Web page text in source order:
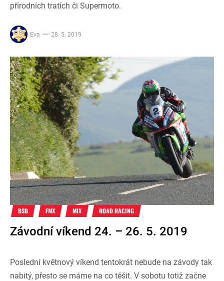
přírodních tratích či Supermoto.
Eva 28. 5. 2019
BSB FMX MIX ROAD RACING
Závodní víkend 24. – 26. 5. 2019
Poslední květnový víkend tentokrát nebude na závody tak
nabitý, přesto se máme na co těšit. V sobotu totiž začne